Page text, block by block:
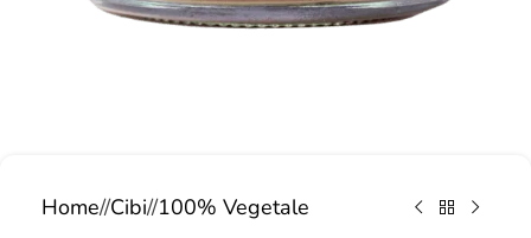
Home/ Cibi/ 100% Vegetale